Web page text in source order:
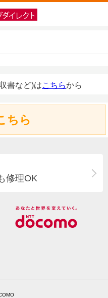
書など)はこちらから
ちら
修理OK